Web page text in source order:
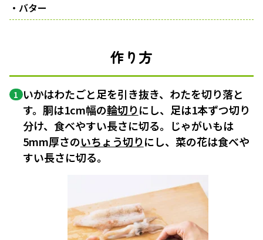
・バター
作り方
1 いかはわたごと足を引き抜き、わたを切り落と
す。胴は1cm幅の輪切りにし、足は1本ずつ切り
分け、食べやすい長さに切る。じゃがいもは
5mm厚さのいちょう切りにし、菜の花は食べや
すい長さに切る。